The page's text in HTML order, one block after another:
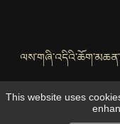
This website uses